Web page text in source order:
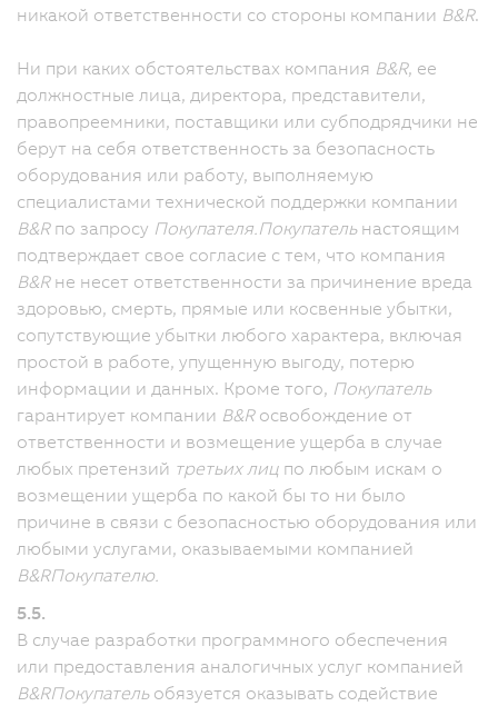
никакой ответственности со стороны компании B&R.
Ни при каких обстоятельствах компания B&R, ее
должностные лица, директора, представители,
правопреемники, поставщики или субподрядчики не
берут на себя ответственность за безопасность
оборудования или работу, выполняемую
специалистами технической поддержки компании
B&Rпо запросу Покупателя. Покупательнастоящим
подтверждает свое согласие с тем, что компания
B&Rне несет ответственности за причинение вреда
здоровью, смерть, прямые или косвенные убытки,
сопутствующие убытки любого характера, включая
простой в работе, упущенную выгоду, потерю
информации и данных. Кроме того, Покупатель
гарантирует компании B&Rосвобождение от
ответственности и возмещение ущерба в случае
любых претензий третьих лиц по любым искам о
возмещении ущерба по какой бы то ни было
причине в связи с безопасностью оборудования или
любыми услугами, оказываемыми компанией
B&RПокупателю.
5.5.
В случае разработки программного обеспечения
или предоставления аналогичных услуг компанией
B&RПокупательобязуется оказывать содействие